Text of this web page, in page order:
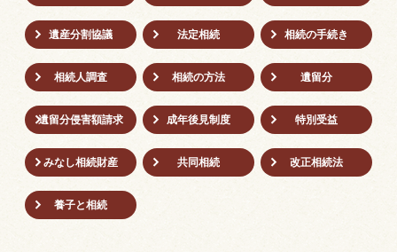
遺産分割協議 法定相続 相続の⼿続き
相続人調査 相続の方法 遺留分
遺留分侵害額請求 成年後⾒制度 特別受益
みなし相続財産 共同相続 改正相続法
養子と相続